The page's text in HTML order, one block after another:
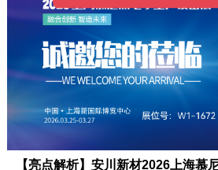
【亮点解析】安川新材2026上海慕